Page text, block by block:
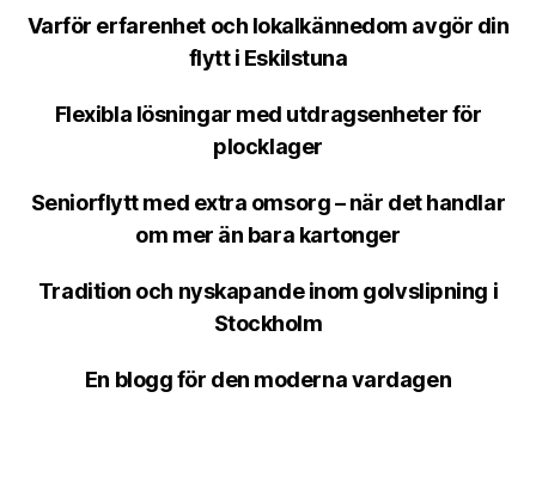
Varför erfarenhet och lokalkännedom avgör din
flytt i Eskilstuna
Flexibla lösningar med utdragsenheter för
plocklager
Seniorflytt med extra omsorg – när det handlar
om mer än bara kartonger
Tradition och nyskapande inom golvslipning i
Stockholm
En blogg för den moderna vardagen